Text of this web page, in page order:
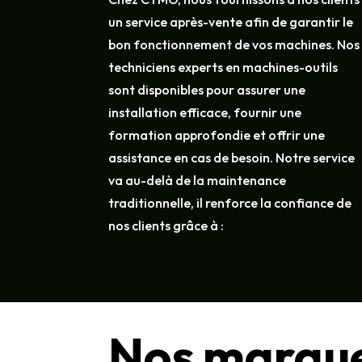
un service après-vente afin de garantir le
bon fonctionnement de vos machines. Nos
techniciens experts en machines-outils
sont disponibles pour assurer une
installation efficace, fournir une
formation approfondie et offrir une
assistance en cas de besoin. Notre service
va au-delà de la maintenance
traditionnelle, il renforce la confiance de
nos clients grâce à :